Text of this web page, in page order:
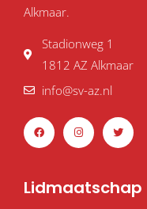
Alkmaar.
Stadionweg 1
1812 AZ Alkmaar
info@sv-az.nl
F
a
c
e
o
k
I
n
s
t
r
a
T
w
i
t
r
Lidmaatschap